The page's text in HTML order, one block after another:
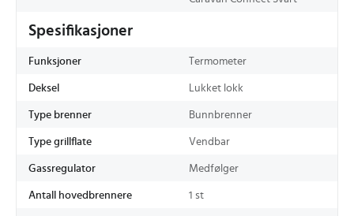
Spesifikasjoner
Funksjoner Termometer
Deksel Lukket lokk
Type brenner Bunnbrenner
Type grillflate Vendbar
Gassregulator Medfølger
Antall hovedbrennere 1 st